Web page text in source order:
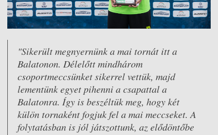
"Sikerült megnyernünk a mai tornát itt a
Balatonon. Délelőtt mindhárom
csoportmeccsünket sikerrel vettük, majd
lementünk egyet pihenni a csapattal a
Balatonra. Így is beszéltük meg, hogy két
külön tornaként fogjuk fel a mai meccseket. A
folytatásban is jól játszottunk, az elődöntőbe